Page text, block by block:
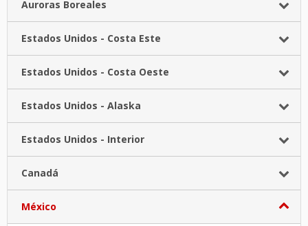
Auroras Boreales
Estados Unidos - Costa Este
Estados Unidos - Costa Oeste
Estados Unidos - Alaska
Estados Unidos - Interior
Canadá
México